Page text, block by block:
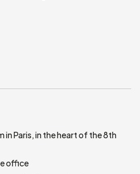
in Paris, in the heart of the 8th
office